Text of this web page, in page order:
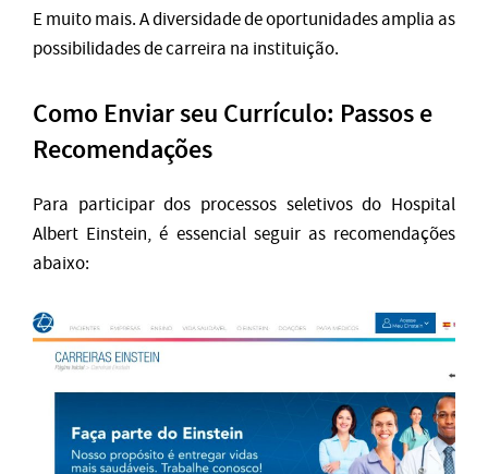
E muito mais. A diversidade de oportunidades amplia as
possibilidades de carreira na instituição.
Como Enviar seu Currículo: Passos e
Recomendações
Para participar dos processos seletivos do Hospital
Albert Einstein, é essencial seguir as recomendações
abaixo: